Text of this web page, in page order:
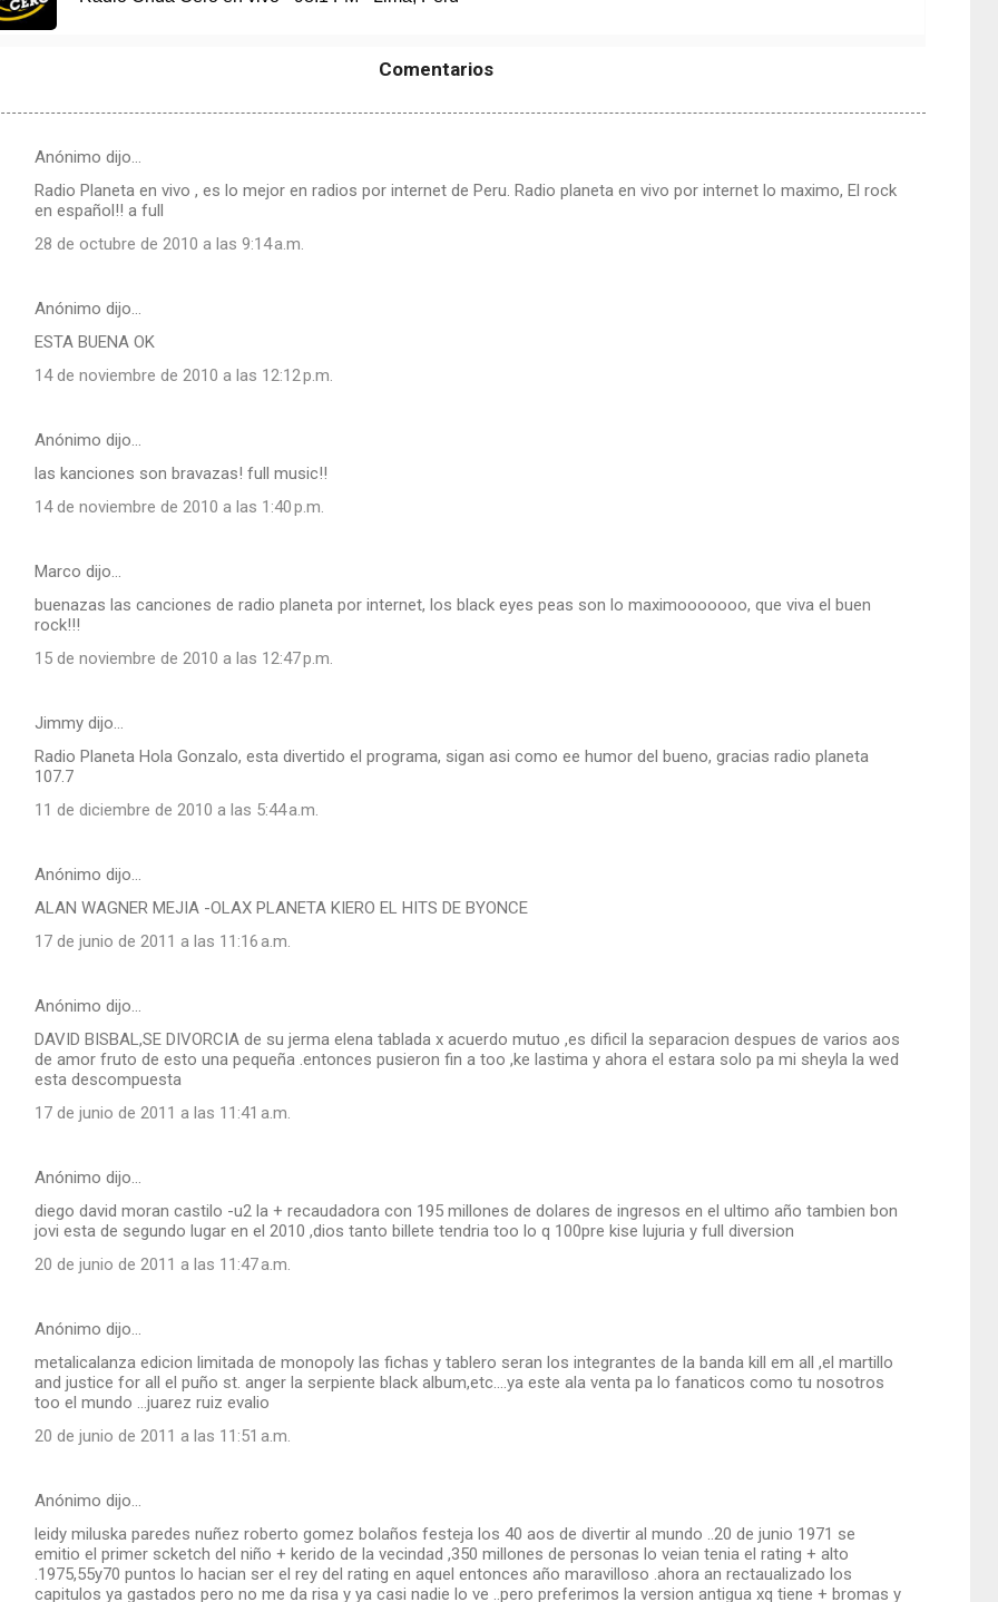
Comentarios
Anónimo dijo…
Radio Planeta en vivo , es lo mejor en radios por internet de Peru. Radio planeta en vivo por internet lo maximo, El rock
en español!! a full
28 de octubre de 2010 a las 9:14 a.m.
Anónimo dijo…
ESTA BUENA OK
14 de noviembre de 2010 a las 12:12 p.m.
Anónimo dijo…
las kanciones son bravazas! full music!!
14 de noviembre de 2010 a las 1:40 p.m.
Marco dijo…
buenazas las canciones de radio planeta por internet, los black eyes peas son lo maximooooooo, que viva el buen
rock!!!
15 de noviembre de 2010 a las 12:47 p.m.
Jimmy dijo…
Radio Planeta Hola Gonzalo, esta divertido el programa, sigan asi como ee humor del bueno, gracias radio planeta
107.7
11 de diciembre de 2010 a las 5:44 a.m.
Anónimo dijo…
ALAN WAGNER MEJIA -OLAX PLANETA KIERO EL HITS DE BYONCE
17 de junio de 2011 a las 11:16 a.m.
Anónimo dijo…
DAVID BISBAL,SE DIVORCIA de su jerma elena tablada x acuerdo mutuo ,es dificil la separacion despues de varios aos
de amor fruto de esto una pequeña .entonces pusieron fin a too ,ke lastima y ahora el estara solo pa mi sheyla la wed
esta descompuesta
17 de junio de 2011 a las 11:41 a.m.
Anónimo dijo…
diego david moran castilo -u2 la + recaudadora con 195 millones de dolares de ingresos en el ultimo año tambien bon
jovi esta de segundo lugar en el 2010 ,dios tanto billete tendria too lo q 100pre kise lujuria y full diversion
20 de junio de 2011 a las 11:47 a.m.
Anónimo dijo…
metalicalanza edicion limitada de monopoly las fichas y tablero seran los integrantes de la banda kill em all ,el martillo
and justice for all el puño st. anger la serpiente black album,etc....ya este ala venta pa lo fanaticos como tu nosotros
too el mundo ...juarez ruiz evalio
20 de junio de 2011 a las 11:51 a.m.
Anónimo dijo…
leidy miluska paredes nuñez roberto gomez bolaños festeja los 40 aos de divertir al mundo ..20 de junio 1971 se
emitio el primer scketch del niño + kerido de la vecindad ,350 millones de personas lo veian tenia el rating + alto
.1975,55y70 puntos lo hacian ser el rey del rating en aquel entonces año maravilloso .ahora an rectaualizado los
capitulos ya gastados pero no me da risa y ya casi nadie lo ve ..pero preferimos la version antigua xq tiene + bromas y